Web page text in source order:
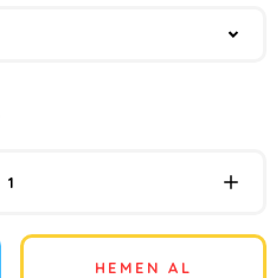
HEMEN AL